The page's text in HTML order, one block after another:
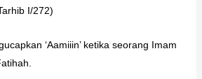
I/272)
‘Aamiiin’ ketika seorang Imam